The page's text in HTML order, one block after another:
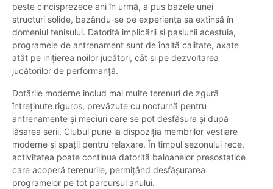
peste cincisprezece ani în urmă, a pus bazele unei
structuri solide, bazându-se pe experiența sa extinsă în
domeniul tenisului. Datorită implicării și pasiunii acestuia,
programele de antrenament sunt de înaltă calitate, axate
atât pe inițierea noilor jucători, cât și pe dezvoltarea
jucătorilor de performanță.
Dotările moderne includ mai multe terenuri de zgură
întreținute riguros, prevăzute cu nocturnă pentru
antrenamente şi meciuri care se pot desfăşura și după
lăsarea serii. Clubul pune la dispoziția membrilor vestiare
moderne și spații pentru relaxare. În timpul sezonului rece,
activitatea poate continua datorită baloanelor presostatice
care acoperă terenurile, permițând desfășurarea
programelor pe tot parcursul anului.